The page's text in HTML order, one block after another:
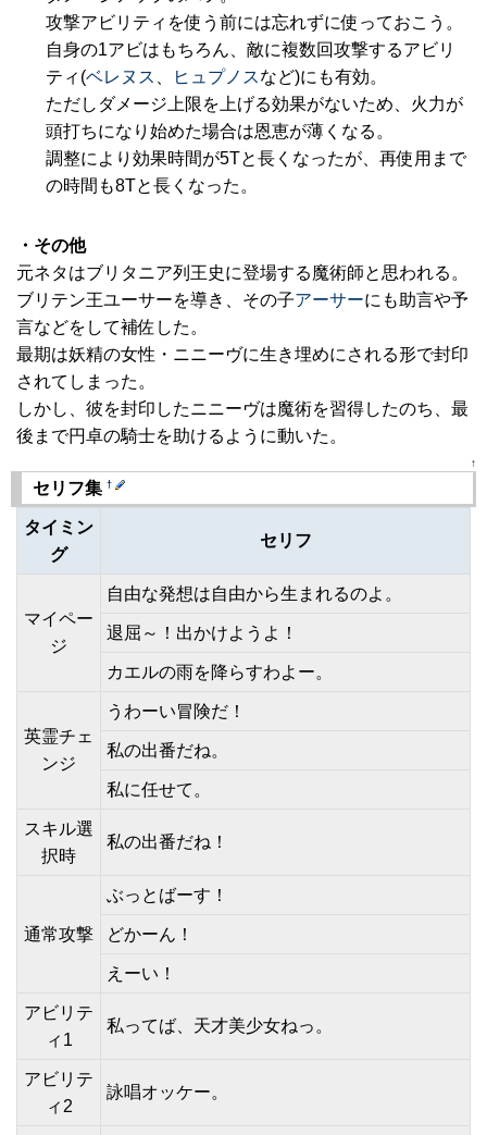
攻撃アビリティを使う前には忘れずに使っておこう。
自身の1アビはもちろん、敵に複数回攻撃するアビリ
ティ(ベレヌス ヒュプノスなど)にも有効。
ただしダメージ上限を上げる効果がないため、火力が
頭打ちになり始めた場合は恩恵が薄くなる。
調整により効果時間が5Tと長くなったが、再使用まで
の時間も8Tと長くなった。
・その他
元ネタはブリタニア列王史に登場する魔術師と思われる。
ブリテン王ユーサーを導き、その子アーサーにも助言や予
言などをして補佐した。
最期は妖精の女性・ニニーヴに生き埋めにされる形で封印
されてしまった。
しかし、彼を封印したニニーヴは魔術を習得したのち、最
後まで円卓の騎士を助けるように動いた。
↑
セリフ集 †
タイミン
グ
セリフ
マイペー
ジ
自由な発想は自由から生まれるのよ。
退屈～！出かけようよ！
カエルの雨を降らすわよー。
英霊チェ
ンジ
うわーい冒険だ！
私の出番だね。
私に任せて。
スキル選
択時
私の出番だね！
通常攻撃
ぶっとばーす！
どかーん！
えーい！
アビリテ
ィ1
私ってば、天才美少女ねっ。
アビリテ
ィ2
詠唱オッケー。